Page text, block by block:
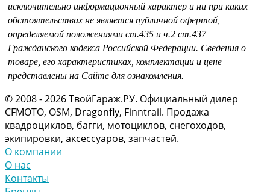
исключительно информационный характер и ни при каких
обстоятельствах не является публичной офертой,
определяемой положениями ст.435 и ч.2 ст.437
Гражданского кодекса Российской Федерации. Сведения о
товаре, его характеристиках, комплектации и цене
представлены на Сайте для ознакомления.
© 2008 - 2026 ТвойГараж.РУ. Официальный дилер
CFMOTO, OSM, Dragonfly, Finntrail. Продажа
квадроциклов, багги, мотоциклов, снегоходов,
экипировки, аксессуаров, запчастей.
О компании
О нас
Контакты